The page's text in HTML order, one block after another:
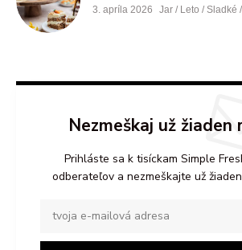
3. apríla 2026 Jar / Leto / Sladké
Nezmeškaj už žiaden
Prihláste sa k tisíckam Simple
odberateľov a nezmeškajte už